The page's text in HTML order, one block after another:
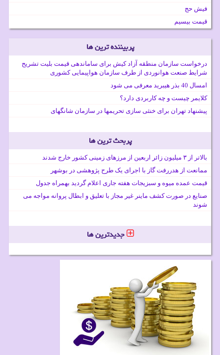
فیش حج
قیمت بیسیم
پربیننده ترین ها
درخواست سازمان منطقه آزاد کیش برای ساماندهی قیمت بلیت تشریح
شرایط صنعت هوانوردی از طرف سازمان هواپیمایی کشوری
امسال 40 بذر هیبرید معرفی می شود
کلایمر چیست و چه کاربردی دارد؟
پیشنهاد تهران برای خنثی سازی تحریمها در سازمان شانگهای
پربحث ترین ها
بالاتر از ۳ میلیون زائر اربعین از مرزهای زمینی کشور خارج شدند
ممانعت از هدررفت گاز با اجرای یک طرح پژوهشی در بوشهر
قیمت عمده میوه و سبزیجات هفته جاری اعلام گردید بهمراه جدول
صنایع در صورت کشف ماینر غیر مجاز با تعلیق و ابطال پروانه مواجه می
شوند
جدیدترین ها